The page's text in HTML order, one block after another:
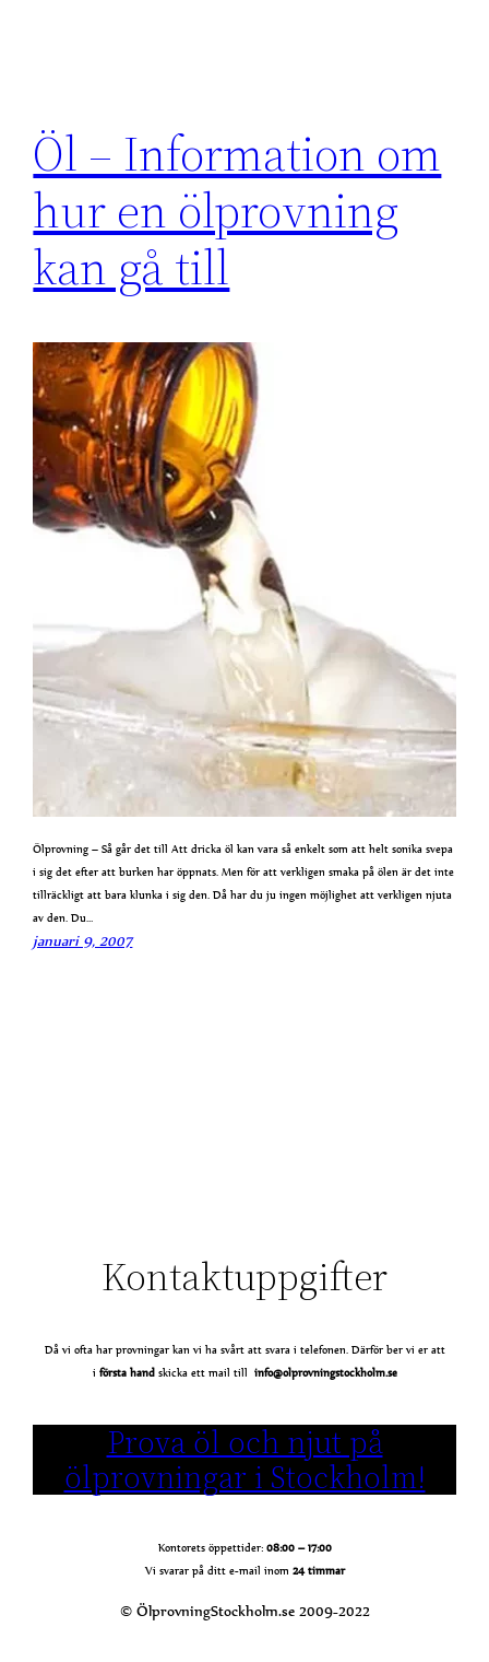
Öl – Information om
hur en ölprovning
kan gå till
Ölprovning – Så går det till Att dricka öl kan vara så enkelt som att helt sonika svepa
i sig det efter att burken har öppnats. Men för att verkligen smaka på ölen är det inte
tillräckligt att bara klunka i sig den. Då har du ju ingen möjlighet att verkligen njuta
av den. Du…
januari 9, 2007
Kontaktuppgifter
Då vi ofta har provningar kan vi ha svårt att svara i telefonen. Därför ber vi er att
i första handskicka ett mail till info@olprovningstockholm.se
Prova öl och njut på
ölprovningar i Stockholm!
Kontorets öppettider:08:00 – 17:00
Vi svarar på ditt e-mail inom 24 timmar
© ÖlprovningStockholm.se 2009-2022